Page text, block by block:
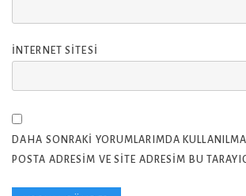
İNTERNET SITESI
DAHA SONRAKI YORUMLARIMDA
POSTA ADRESIM VE SITE ADRESIM BU